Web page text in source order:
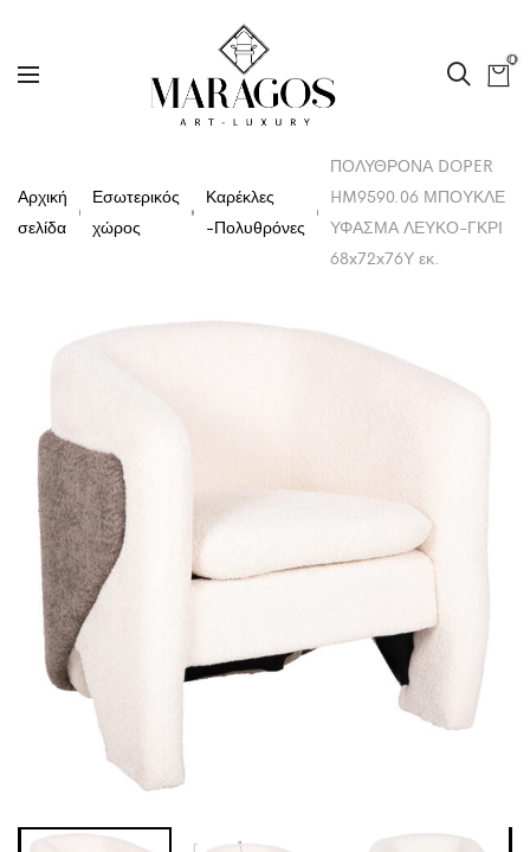
0
Αρχική
σελίδα
Εσωτερικός
χώρος
Καρέκλες
-Πολυθρόνες
ΠΟΛΥΘΡΟΝΑ DOPER
HM9590.06 ΜΠΟΥΚΛΕ
ΥΦΑΣΜΑ ΛΕΥΚΟ-ΓΚΡΙ
68x72x76Υ εκ.